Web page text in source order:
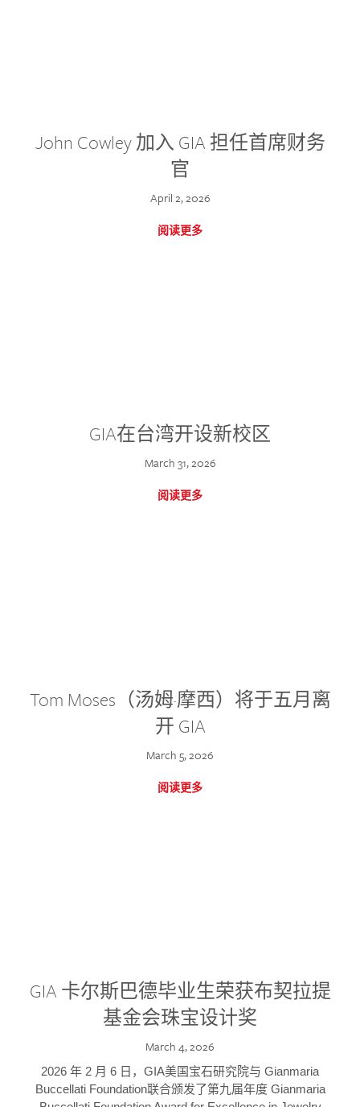
John Cowley 加入 GIA 担任首席财务
官
April 2, 2026
阅读更多
GIA在台湾开设新校区
March 31, 2026
阅读更多
Tom Moses（汤姆·摩西）将于五月离
开 GIA
March 5, 2026
阅读更多
GIA 卡尔斯巴德毕业生荣获布契拉提
基金会珠宝设计奖
March 4, 2026
2026 年 2 月 6 日，GIA美国宝石研究院与 Gianmaria
Buccellati Foundation联合颁发了第九届年度 Gianmaria